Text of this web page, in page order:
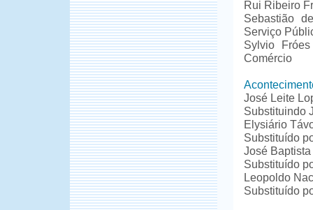
Rui Ribeiro
Sebastião
Serviço
Sylvio
Comércio
José Leite
Substituindo
Elysiário
Substituído
José
Substituído
Leopoldo
Substituído